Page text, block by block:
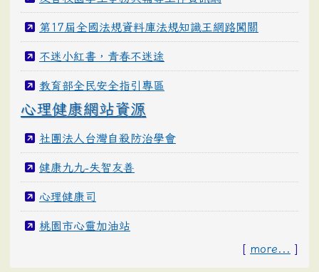
第17屆全國法規資料庫法規知識王網路闖關
不迷小紅書，青春不迷途
教育部全民安全指引專區
心理健康網站資源
社團法人台灣自殺防治學會
健康九九-失智友善
心理健康司
桃園市心靈加油站
[ more... ]